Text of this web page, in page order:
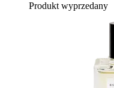
Produkt wyprzedany